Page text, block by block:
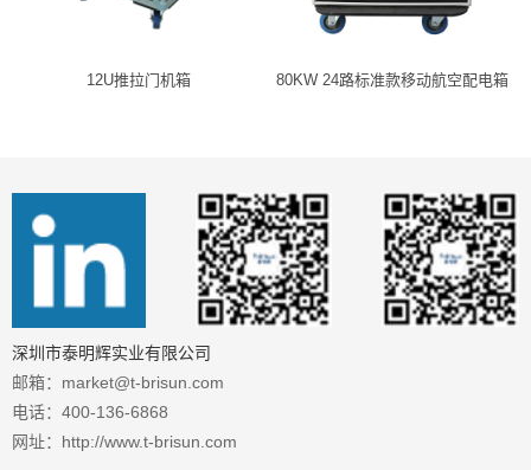
12U推拉门机箱 80KW 24路标准款移动航空配电箱
深圳市泰明辉实业有限公司
邮箱：market@t-brisun.com
电话：400-136-6868
网址：http://www.t-brisun.com